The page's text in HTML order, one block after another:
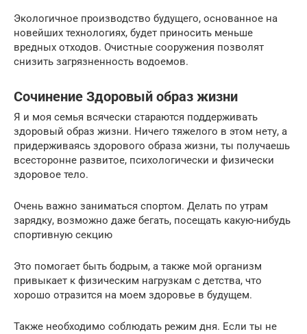
Экологичное производство будущего, основанное на
новейших технологиях, будет приносить меньше
вредных отходов. Очистные сооружения позволят
снизить загрязненность водоемов.
Сочинение Здоровый образ жизни
Я и моя семья всячески стараются поддерживать
здоровый образ жизни. Ничего тяжелого в этом нету, а
придерживаясь здорового образа жизни, ты получаешь
всесторонне развитое, психологически и физически
здоровое тело.
Очень важно заниматься спортом. Делать по утрам
зарядку, возможно даже бегать, посещать какую-нибудь
спортивную секцию
Это помогает быть бодрым, а также мой организм
привыкает к физическим нагрузкам с детства, что
хорошо отразится на моем здоровье в будущем.
Также необходимо соблюдать режим дня. Если ты не